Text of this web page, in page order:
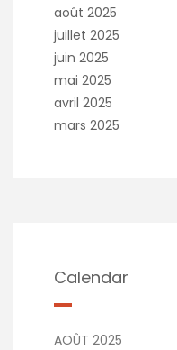
août 2025
juillet 2025
juin 2025
mai 2025
avril 2025
mars 2025
Calendar
AOÛT 2025